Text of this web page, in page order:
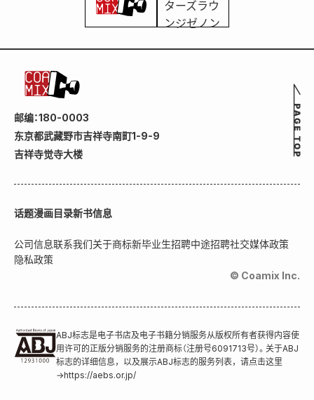
邮编：180-0003
东京都武藏野市吉祥寺南町1-9-9
吉祥寺觉寺大楼
话题漫画目录新书信息
公司信息联系我们关于商标新毕业生招聘中途招聘社交媒体政策
隐私政策
© Coamix Inc.
ABJ标志是电子书店及电子书籍分销服务从版权所有者获得内容使
用许可的正版分销服务的注册商标（注册号6091713号）。关于ABJ
标志的详细信息，以及展示ABJ标志的服务列表，请点击这里
→https://aebs.or.jp/